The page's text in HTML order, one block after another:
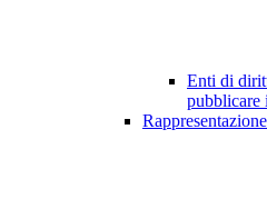
Enti di
pubblicare